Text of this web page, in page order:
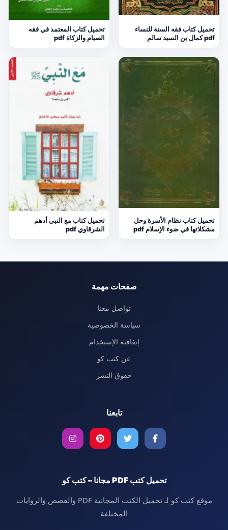
تحميل كتاب فقه السنة للنساء
pdf كمال بن السيد سالم
تحميل كتاب المعتمد في فقه
الصيام والزكاة pdf
تحميل كتاب نظام الأسرة وحل
مشكلاتها في ضوء الإسلام pdf
تحميل كتاب مع النبي أدهم
الشرقاوي pdf
صفحات مهمة
تواصل معنا
سياسة الخصوصية
إتفاقية الإستخدام
عن كتب كو
حقوق النشر
تابعنا
تحميل كتب PDF مجانا – كتب كو
موقع كتب كو لـ تحميل الكتب المجانية PDF والقصص والروايات
المختلفة